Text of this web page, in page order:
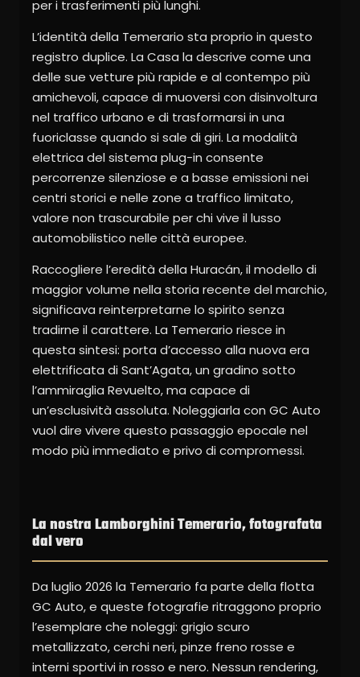
per i trasferimenti più lunghi.
L’identità della Temerario sta proprio in questo
registro duplice. La Casa la descrive come una
delle sue vetture più rapide e al contempo più
amichevoli, capace di muoversi con disinvoltura
nel traffico urbano e di trasformarsi in una
fuoriclasse quando si sale di giri. La modalità
elettrica del sistema plug-in consente
percorrenze silenziose e a basse emissioni nei
centri storici e nelle zone a traffico limitato,
valore non trascurabile per chi vive il lusso
automobilistico nelle città europee.
Raccogliere l’eredità della Huracán, il modello di
maggior volume nella storia recente del marchio,
significava reinterpretarne lo spirito senza
tradirne il carattere. La Temerario riesce in
questa sintesi: porta d’accesso alla nuova era
elettrificata di Sant’Agata, un gradino sotto
l’ammiraglia Revuelto, ma capace di
un’esclusività assoluta. Noleggiarla con GC Auto
vuol dire vivere questo passaggio epocale nel
modo più immediato e privo di compromessi.
La nostra Lamborghini Temerario, fotografata
dal vero
Da luglio 2026 la Temerario fa parte della flotta
GC Auto, e queste fotografie ritraggono proprio
l’esemplare che noleggi: grigio scuro
metallizzato, cerchi neri, pinze freno rosse e
interni sportivi in rosso e nero. Nessun rendering,